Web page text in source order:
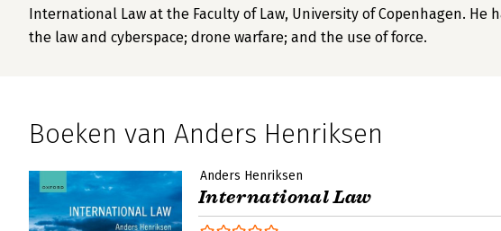
International Law at the Faculty of Law, University of Copenhagen.
the law and cyberspace; drone warfare; and the use of force.
Boeken van Anders Henriksen
Anders Henriksen
International Law